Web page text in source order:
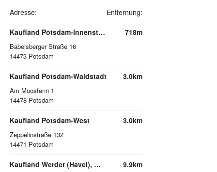
Adresse: Entfernung:
Kaufland Potsdam-Innenstadt
Babelsberger Straße 16
14473 Potsdam
718m
Kaufland Potsdam-Waldstadt
Am Moosfenn 1
14478 Potsdam
3.0km
Kaufland Potsdam-West
Zeppelinstraße 132
14471 Potsdam
3.0km
Kaufland Werder (Havel), Werderpark 9.9km